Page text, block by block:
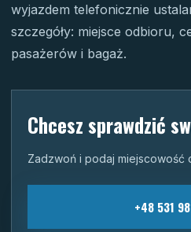
wyjazdem telefonicznie
szczegóły: miejsce odbioru,
pasażerów i bagaż.
Chcesz sprawdzić
Zadzwoń i podaj miejscowość
+48 531